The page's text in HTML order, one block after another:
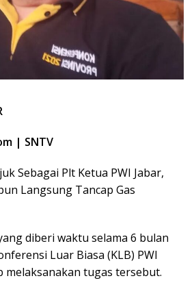
| SNTV
Sebagai Plt Ketua PWI Jabar,
Langsung Tancap Gas
diberi waktu selama 6 bulan
Luar Biasa (KLB) PWI
melaksanakan tugas tersebut.